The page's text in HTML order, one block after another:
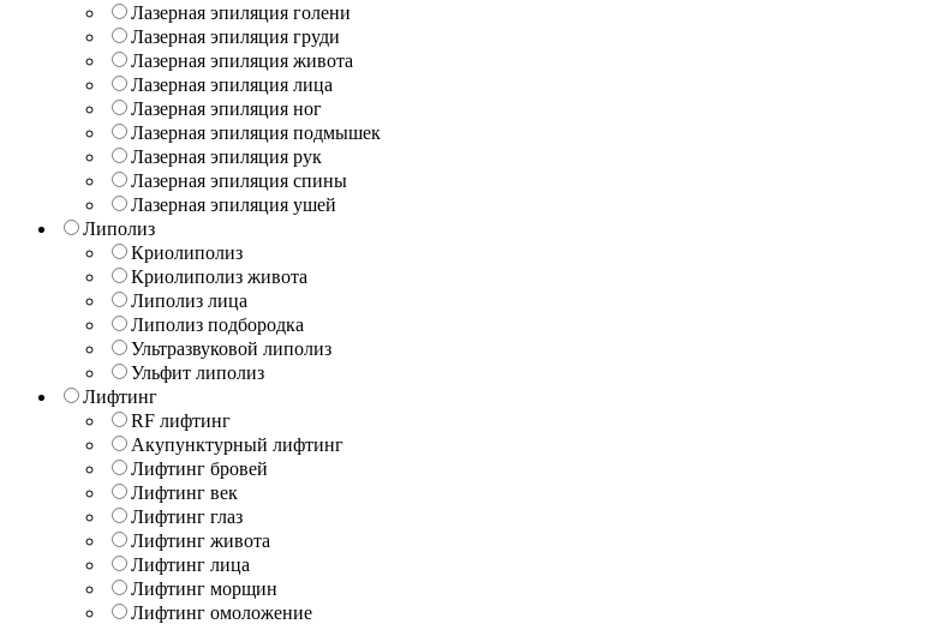
Лазерная эпиляция голени
Лазерная эпиляция груди
Лазерная эпиляция живота
Лазерная эпиляция лица
Лазерная эпиляция ног
Лазерная эпиляция подмышек
Лазерная эпиляция рук
Лазерная эпиляция спины
Лазерная эпиляция ушей
Липолиз
Криолиполиз
Криолиполиз живота
Липолиз лица
Липолиз подбородка
Ультразвуковой липолиз
Ульфит липолиз
Лифтинг
RF лифтинг
Акупунктурный лифтинг
Лифтинг бровей
Лифтинг век
Лифтинг глаз
Лифтинг живота
Лифтинг лица
Лифтинг морщин
Лифтинг омоложение